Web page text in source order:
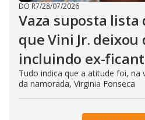
DO R7/28/07/2026
Vaza suposta
que Vini Jr. deixou
incluindo ex-
Tudo indica que a atitude foi, na
da namorada, Virginia Fonseca